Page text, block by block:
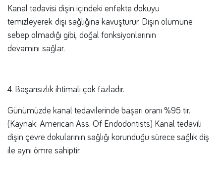
Kanal tedavisi dişin içindeki enfekte dokuyu
temizleyerek dişi sağlığına kavuşturur. Dişin ölümüne
sebep olmadığı gibi, doğal fonksiyonlarının
devamını sağlar.
4. Başarısızlık ihtimali çok fazladır.
Günümüzde kanal tedavilerinde başarı oranı %95 tir.
(Kaynak: American Ass. Of Endodontists) Kanal tedavili
dişin çevre dokularının sağlığı korunduğu sürece sağlık diş
ile aynı ömre sahiptir.